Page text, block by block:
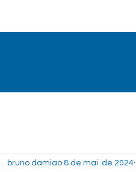
bruno damiao 8 de mai. de 2024